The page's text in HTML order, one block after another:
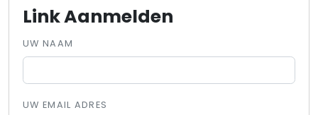
Link Aanmelden
UW NAAM
UW EMAIL ADRES